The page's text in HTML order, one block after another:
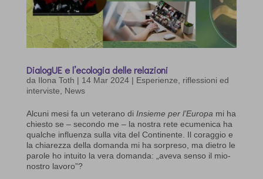
DialogUE e l’ecologia delle relazioni
da Ilona Toth | 14 Mar 2024| Esperienze, riflessioni ed
interviste
News
Alcuni mesi fa un veterano di Insieme per l’Europa mi ha
chiesto se – secondo me – la nostra rete ecumenica ha
qualche influenza sulla vita del Continente. Il coraggio e
la chiarezza della domanda mi ha sorpreso, ma dietro le
parole ho intuito la vera domanda: „aveva senso il mio-
nostro lavoro”?